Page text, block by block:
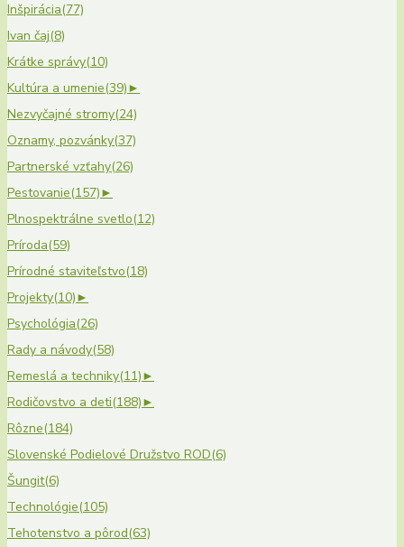
Inšpirácia(77)
Ivan čaj(8)
Krátke správy(10)
Kultúra a umenie(39)►
Nezvyčajné stromy(24)
Oznamy, pozvánky(37)
Partnerské vzťahy(26)
Pestovanie(157)►
Plnospektrálne svetlo(12)
Príroda(59)
Prírodné staviteľstvo(18)
Projekty(10)►
Psychológia(26)
Rady a návody(58)
Remeslá a techniky(11)►
Rodičovstvo a deti(188)►
Rôzne(184)
Slovenské Podielové Družstvo ROD(6)
Šungit(6)
Technológie(105)
Tehotenstvo a pôrod(63)